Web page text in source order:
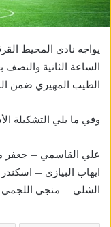
الساعة الثانية
الطيب المهيري ضمن
وفي ما يلي التشكيلة
علي القاسمي – جعفر
ايهاب البيازي –
الشلي – منجي اللجمي